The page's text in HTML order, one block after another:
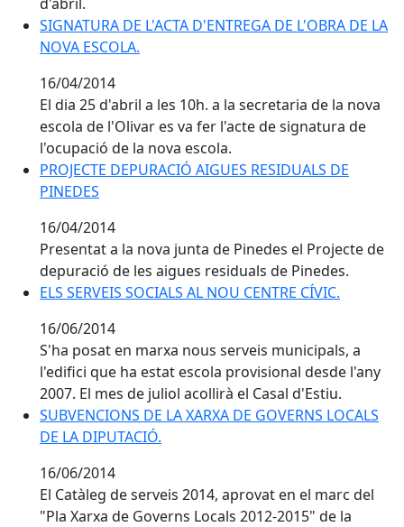
SIGNATURA DE L'ACTA D'ENTREGA DE L'OBRA DE LA
SIGNATURA DE L'ACTA D'ENTREGA DE L'OBRA DE LA
NOVA ESCOLA.
16/04/2014
El dia 25 d'abril a les 10h. a la secretaria de la nova
escola de l'Olivar es va fer l'acte de signatura de
l'ocupació de la nova escola.
PROJECTE DEPURACIÓ AIGUES RESIDUALS DE
PINEDES
16/04/2014
Presentat a la nova junta de Pinedes el Projecte de
depuració de les aigues residuals de Pinedes.
ELS SERVEIS SOCIALS AL NOU CENTRE CÍVIC.
16/06/2014
S'ha posat en marxa nous serveis municipals, a
l'edifici que ha estat escola provisional desde l'any
2007. El mes de juliol acollirà el Casal d'Estiu.
SUBVENCIONS DE LA XARXA DE GOVERNS LOCALS
DE LA DIPUTACIÓ.
16/06/2014
El Catàleg de serveis 2014, aprovat en el marc del
"Pla Xarxa de Governs Locals 2012-2015" de la